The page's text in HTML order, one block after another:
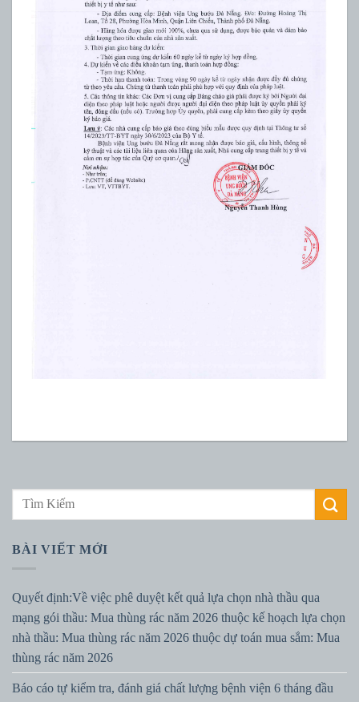
BÀI VIẾT MỚI
Quyết định:Về việc phê duyệt kết quả lựa chọn nhà thầu qua
mạng gói thầu: Mua thùng rác năm 2026 thuộc kế hoạch lựa chọn
nhà thầu: Mua thùng rác năm 2026 thuộc dự toán mua sắm: Mua
thùng rác năm 2026
Báo cáo tự kiểm tra, đánh giá chất lượng bệnh viện 6 tháng đầu